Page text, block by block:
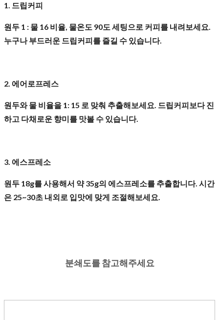
1. 드립커피
원두 1 : 물 16 비율, 물온도 90도 세팅으로 커피를 내려보세요.
누구나 부드러운 드립커피를 즐길 수 있습니다.
2. 에어로프레스
원두와 물 비율을 1: 15 로 맞춰 추출해보세요. 드립커피보다 진
하고 다채로운 향미를 맛볼 수 있습니다.
3. 에스프레소
원두 18g를 사용해서 약 35g의 에스프레소를 추출합니다. 시간
은 25~30초 내외로 입맛에 맞게 조절해보세요.
분쇄도를 참고해주세요